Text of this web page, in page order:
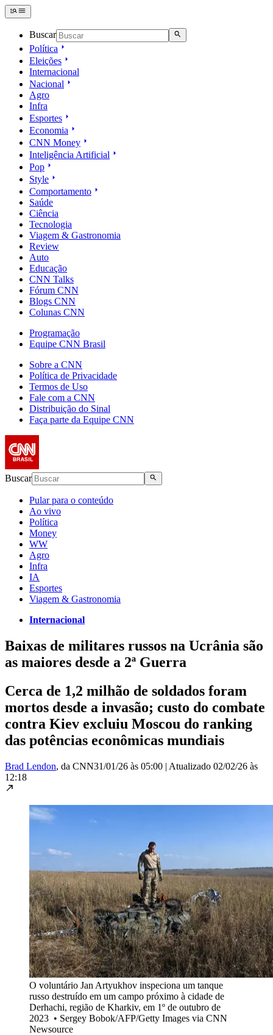
Buscar
Política
Eleições
Internacional
Nacional
Agro
Infra
Esportes
Economia
CNN Money
Inteligência Artificial
Pop
Style
Comportamento
Saúde
Ciência
Tecnologia
Viagem & Gastronomia
Review
Auto
Educação
CNN Talks
Fórum CNN
Blogs CNN
Colunas CNN
Programação
Equipe CNN Brasil
Sobre a CNN
Política de Privacidade
Termos de Uso
Fale com a CNN
Distribuição do Sinal
Faça parte da Equipe CNN
Buscar
Pular para o conteúdo
Ao vivo
Política
Money
WW
Agro
Infra
IA
Esportes
Viagem & Gastronomia
Internacional
Baixas de militares russos na Ucrânia são
as maiores desde a 2ª Guerra
Cerca de 1,2 milhão de soldados foram
mortos desde a invasão; custo do combate
contra Kiev excluiu Moscou do ranking
das potências econômicas mundiais
Brad Lendon, da CNN31/01/26 às 05:00 | Atualizado 02/02/26 às
12:18
O voluntário Jan Artyukhov inspeciona um tanque
russo destruído em um campo próximo à cidade de
Derhachi, região de Kharkiv, em 1º de outubro de
2023 • Sergey Bobok/AFP/Getty Images via CNN
Newsource